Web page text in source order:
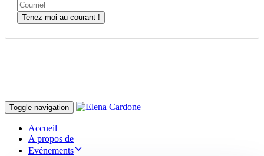
Tenez-moi au courant !
Toggle navigation
Accueil
A propos de
Evénements